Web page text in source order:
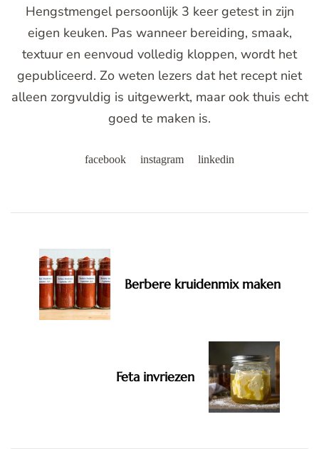
Hengstmengel persoonlijk 3 keer getest in zijn
eigen keuken. Pas wanneer bereiding, smaak,
textuur en eenvoud volledig kloppen, wordt het
gepubliceerd. Zo weten lezers dat het recept niet
alleen zorgvuldig is uitgewerkt, maar ook thuis echt
goed te maken is.
facebook instagram linkedin
Navigation
Berbere kruidenmix maken
Feta invriezen